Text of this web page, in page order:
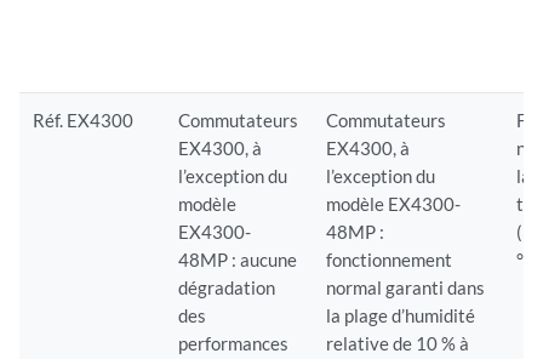
Réf. EX4300
Commutateurs
EX4300, à
l’exception du
modèle
EX4300-
48MP : aucune
dégradation
des
performances
Commutateurs
EX4300, à
l’exception du
modèle EX4300-
48MP :
fonctionnement
normal garanti dans
la plage d’humidité
relative de 10 % à
la
°F)